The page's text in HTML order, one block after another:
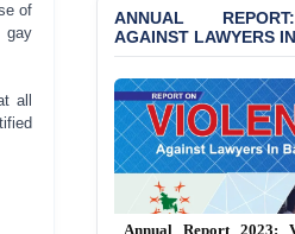
of
gay
all
Academic
Human
ANNUAL
AGAINST LAWYERS
JMBF Report 2025: